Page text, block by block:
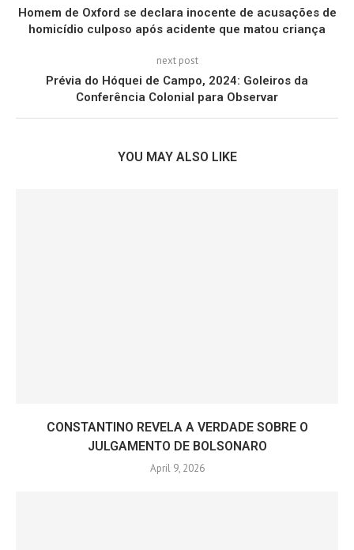
Homem de Oxford se declara inocente de acusações de
homicídio culposo após acidente que matou criança
next post
Prévia do Hóquei de Campo, 2024: Goleiros da
Conferência Colonial para Observar
YOU MAY ALSO LIKE
CONSTANTINO REVELA A VERDADE SOBRE O
JULGAMENTO DE BOLSONARO
April 9, 2026